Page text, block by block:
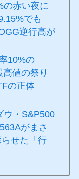
の赤い夜に
でも
逆行高が
10%の
値の祭り
の正体
ウ・S&P500
がまさ
せた「行